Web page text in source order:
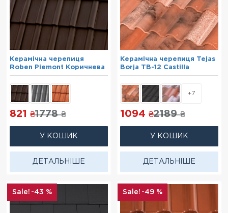
Керамічна черепиця
Roben Piemont Коричнева
821 ₴1778₴
У КОШИК
ДЕТАЛЬНІШЕ
+7
Керамічна черепиця Tejas
Borja TB-12 Castilla
1094 ₴2189₴
У КОШИК
ДЕТАЛЬНІШЕ
-43 % -49 %